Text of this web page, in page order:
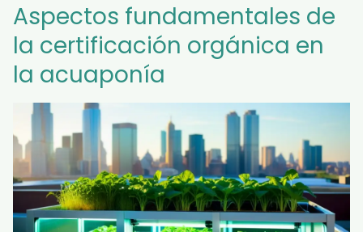
Aspectos fundamentales de
la certificación orgánica en
la acuaponía